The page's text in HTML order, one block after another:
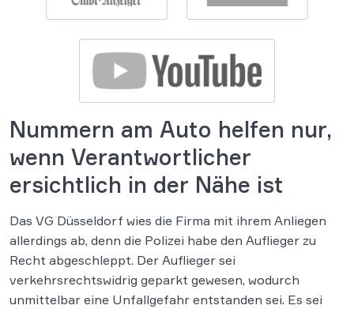
Nummern am Auto helfen nur,
wenn Verantwortlicher
ersichtlich in der Nähe ist
Das VG Düsseldorf wies die Firma mit ihrem Anliegen
allerdings ab, denn die Polizei habe den Auflieger zu
Recht abgeschleppt. Der Auflieger sei
verkehrsrechtswidrig geparkt gewesen, wodurch
unmittelbar eine Unfallgefahr entstanden sei. Es sei